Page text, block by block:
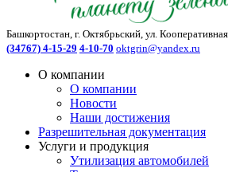
Башкортостан, г. Октябрьский, ул.
(34767) 4-15-29 4-10-70 oktgrin@yandex.ru
О компании
О компании
Новости
Наши достижения
Разрешительная документация
Услуги и продукция
Утилизация автомобилей